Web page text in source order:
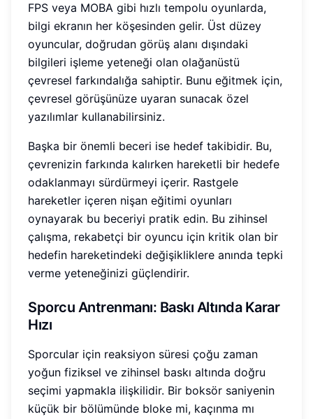
FPS veya MOBA gibi hızlı tempolu oyunlarda,
bilgi ekranın her köşesinden gelir. Üst düzey
oyuncular, doğrudan görüş alanı dışındaki
bilgileri işleme yeteneği olan olağanüstü
çevresel farkındalığa sahiptir. Bunu eğitmek için,
çevresel görüşünüze uyaran sunacak özel
yazılımlar kullanabilirsiniz.
Başka bir önemli beceri ise hedef takibidir. Bu,
çevrenizin farkında kalırken hareketli bir hedefe
odaklanmayı sürdürmeyi içerir. Rastgele
hareketler içeren nişan eğitimi oyunları
oynayarak bu beceriyi pratik edin. Bu zihinsel
çalışma, rekabetçi bir oyuncu için kritik olan bir
hedefin hareketindeki değişikliklere anında tepki
verme yeteneğinizi güçlendirir.
Sporcu Antrenmanı: Baskı Altında Karar
Hızı
Sporcular için reaksiyon süresi çoğu zaman
yoğun fiziksel ve zihinsel baskı altında doğru
seçimi yapmakla ilişkilidir. Bir boksör saniyenin
küçük bir bölümünde bloke mi, kaçınma mı